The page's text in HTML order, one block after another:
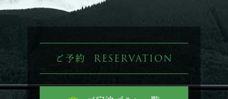
ご予約 RESERVATION